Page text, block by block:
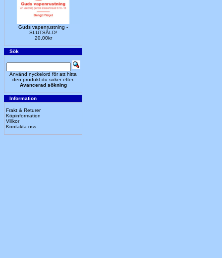
Guds vapenrustning -
SLUTSÅLD!
20,00kr
Sök
Använd nyckelord för att hitta
den produkt du söker efter.
Avancerad sökning
Information
Frakt & Returer
Köpinformation
Villkor
Kontakta oss